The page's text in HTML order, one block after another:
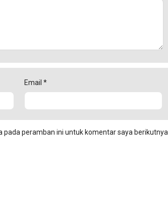
Email *
peramban ini untuk komentar saya berikutnya.